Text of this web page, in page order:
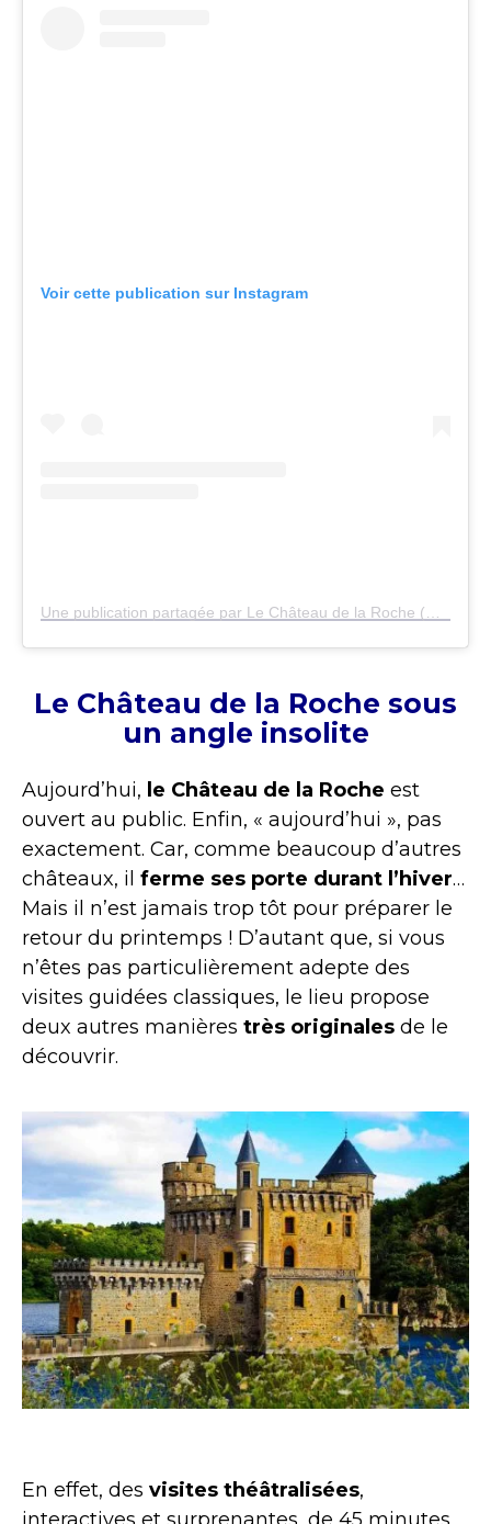
Voir cette publication sur Instagram
Une publication partagée par Le Château de la Roche (@chateaudelaroche42)
Le Château de la Roche sous
un angle insolite
Aujourd’hui, le Château de la Roche est
ouvert au public. Enfin, « aujourd’hui », pas
exactement. Car, comme beaucoup d’autres
châteaux, il ferme ses porte durant l’hiver…
Mais il n’est jamais trop tôt pour préparer le
retour du printemps ! D’autant que, si vous
n’êtes pas particulièrement adepte des
visites guidées classiques, le lieu propose
deux autres manières très originales de le
découvrir.
En effet, des visites théâtralisées,